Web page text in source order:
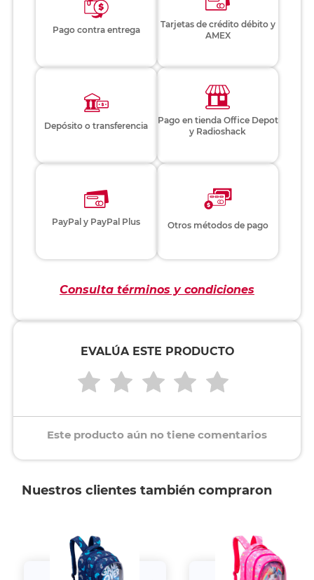
Pago contra entrega
Tarjetas de crédito débito y
AMEX
Depósito o transferencia
Pago en tienda Office Depot
y Radioshack
PayPal y PayPal Plus Otros métodos de pago
Consulta términos y condiciones
EVALÚA ESTE PRODUCTO
Este producto aún no tiene comentarios
Nuestros clientes también compraron